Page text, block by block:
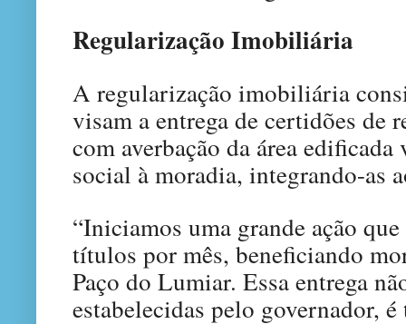
Regularização Imobiliária
A regularização imobiliária
visam a entrega de certidões
com averbação da área
social à moradia, integrando-as
“Iniciamos uma grande ação
títulos por mês, beneficiando
Paço do Lumiar. Essa entrega
estabelecidas pelo governador,